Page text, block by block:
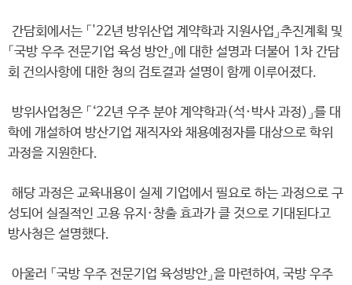
간담회에서는 「'22년 방위산업 계약학과 지원사업」추진계획 및
「국방 우주 전문기업 육성 방안」에 대한 설명과 더불어 1차 간담
회 건의사항에 대한 청의 검토결과 설명이 함께 이루어졌다.
방위사업청은 「‘22년 우주 분야 계약학과(석·박사 과정)」를 대
학에 개설하여 방산기업 재직자와 채용예정자를 대상으로 학위
과정을 지원한다.
해당 과정은 교육내용이 실제 기업에서 필요로 하는 과정으로 구
성되어 실질적인 고용 유지·창출 효과가 클 것으로 기대된다고
방사청은 설명했다.
아울러 「국방 우주 전문기업 육성방안」을 마련하여, 국방 우주